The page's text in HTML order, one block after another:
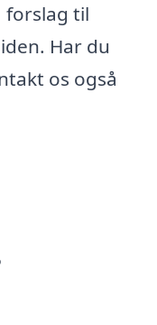
forslag til
Har du
os også